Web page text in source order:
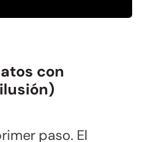
con
paso. El